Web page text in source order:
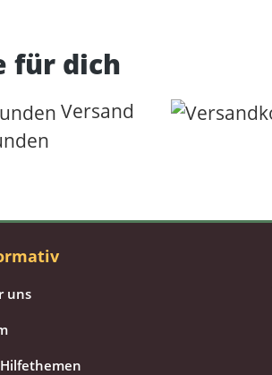
für dich
Versand
uns